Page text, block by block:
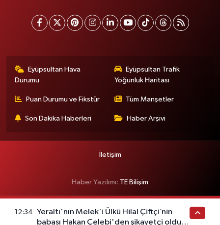
Eyüpsultan Hava
Durumu
Eyüpsultan Trafik
Yoğunluk Haritası
Puan Durumu ve Fikstür Tüm Manşetler
Son Dakika Haberleri Haber Arşivi
İletişim
Haber Yazılımı: TE Bilişim
12:34
Yeraltı'nın Melek'i Ülkü Hilal Çiftçi’nin
babası Hakan Çelebi'den şikayetçi oldu!